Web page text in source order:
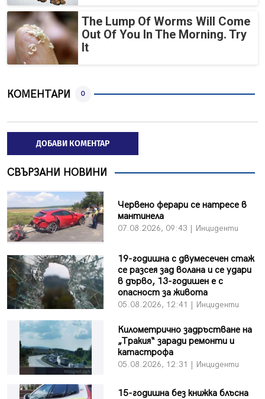
The Lump Of Worms Will Come
Out Of You In The Morning. Try
It
КОМЕНТАРИ 0
ДОБАВИ КОМЕНТАР
СВЪРЗАНИ НОВИНИ
Червено ферари се натресе в
мантинела
07.08.2026, 09:43 | Инциденти
19-годишна с двумесечен стаж
се разсея зад волана и се удари
в дърво, 13-годишен е с
опасност за живота
05.08.2026, 12:41 | Инциденти
Километрично задръстване на
„Тракия“ заради ремонти и
катастрофа
05.08.2026, 12:31 | Инциденти
15-годишна без книжка блъсна